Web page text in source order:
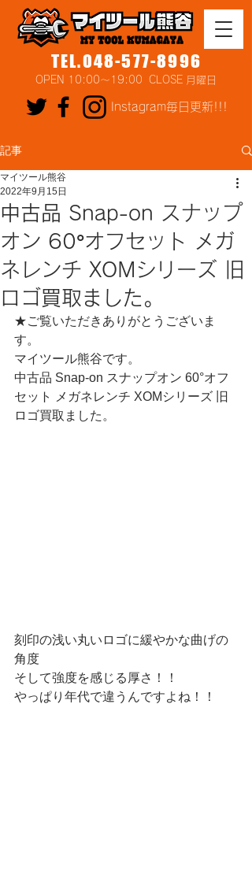
TEL.048-577-8996
OPEN 10:00～19:00 CLOSE 月曜日
Instagram毎日更新!!!
記事
中古品 Snap-on スナップ
オン 60°オフセット メガ
ネレンチ XOMシリーズ 旧
ロゴ買取ました。
マイツール熊谷
2022年9月15日
★ご覧いただきありがとうございま
す。
マイツール熊谷です。
中古品 Snap-on スナップオン 60°オフ
セット メガネレンチ XOMシリーズ 旧
ロゴ買取ました。
刻印の浅い丸いロゴに緩やかな曲げの
角度
そして強度を感じる厚さ！！
やっぱり年代で違うんですよね！！